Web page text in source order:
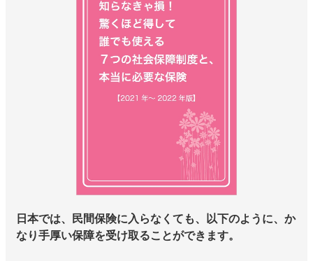
日本では、民間保険に入らなくても、以下のように、か
なり手厚い保障を受け取ることができます。